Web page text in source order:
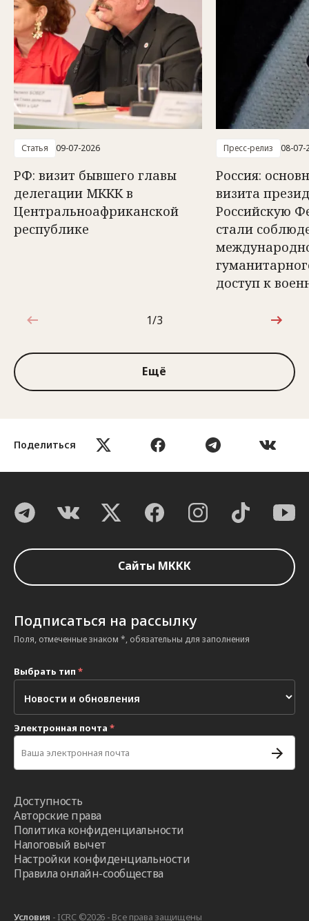
Поделиться
Статья 09-07-2026
РФ: визит бывшего главы
делегации МККК в
Центральноафриканской
республике
Пресс-релиз 08-07-
Россия:
визита
Российскую
стали
доступ к
1 из 3
1/3
Ещё
Сайты МККК
Подписаться на рассылку
Поля, отмеченные знаком *, обязательны для заполнения
Выбрать тип *
Электронная почта *
Доступность
Авторские права
Политика конфиденциальности
Налоговый вычет
Настройки конфиденциальности
Правила онлайн-сообщества
Условия - ICRC ©2026 - Все права защищены